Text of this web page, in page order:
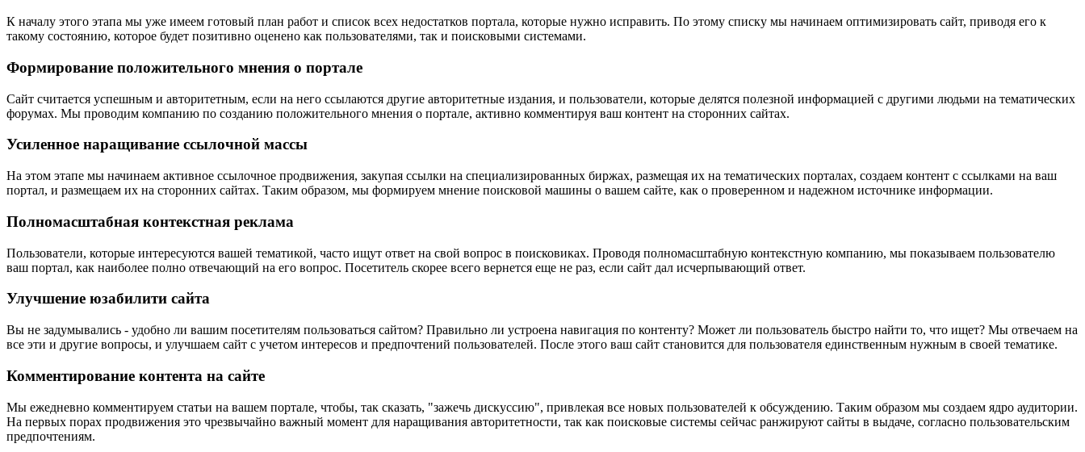
К началу этого этапа мы уже имеем готовый план работ и список всех недостатков портала, которые нужно исправить. По этому списку мы начинаем оптимизировать сайт, приводя его к
такому состоянию, которое будет позитивно оценено как пользователями, так и поисковыми системами.
Формирование положительного мнения о портале
Сайт считается успешным и авторитетным, если на него ссылаются другие авторитетные издания, и пользователи, которые делятся полезной информацией с другими людьми на тематических
форумах. Мы проводим компанию по созданию положительного мнения о портале, активно комментируя ваш контент на сторонних сайтах.
Усиленное наращивание ссылочной массы
На этом этапе мы начинаем активное ссылочное продвижения, закупая ссылки на специализированных биржах, размещая их на тематических порталах, создаем контент с ссылками на ваш
портал, и размещаем их на сторонних сайтах. Таким образом, мы формируем мнение поисковой машины о вашем сайте, как о проверенном и надежном источнике информации.
Полномасштабная контекстная реклама
Пользователи, которые интересуются вашей тематикой, часто ищут ответ на свой вопрос в поисковиках. Проводя полномасштабную контекстную компанию, мы показываем пользователю
ваш портал, как наиболее полно отвечающий на его вопрос. Посетитель скорее всего вернется еще не раз, если сайт дал исчерпывающий ответ.
Улучшение юзабилити сайта
Вы не задумывались - удобно ли вашим посетителям пользоваться сайтом? Правильно ли устроена навигация по контенту? Может ли пользователь быстро найти то, что ищет? Мы отвечаем на
все эти и другие вопросы, и улучшаем сайт с учетом интересов и предпочтений пользователей. После этого ваш сайт становится для пользователя единственным нужным в своей тематике.
Комментирование контента на сайте
Мы ежедневно комментируем статьи на вашем портале, чтобы, так сказать, "зажечь дискуссию", привлекая все новых пользователей к обсуждению. Таким образом мы создаем ядро аудитории.
На первых порах продвижения это чрезвычайно важный момент для наращивания авторитетности, так как поисковые системы сейчас ранжируют сайты в выдаче, согласно пользовательским
предпочтениям.